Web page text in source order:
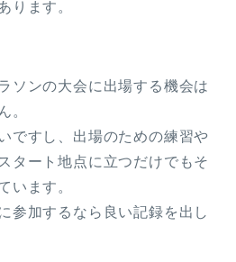
ります。
ソンの大会に出場する機会は
。
ですし、出場のための練習や
タート地点に立つだけでもそ
います。
参加するなら良い記録を出し